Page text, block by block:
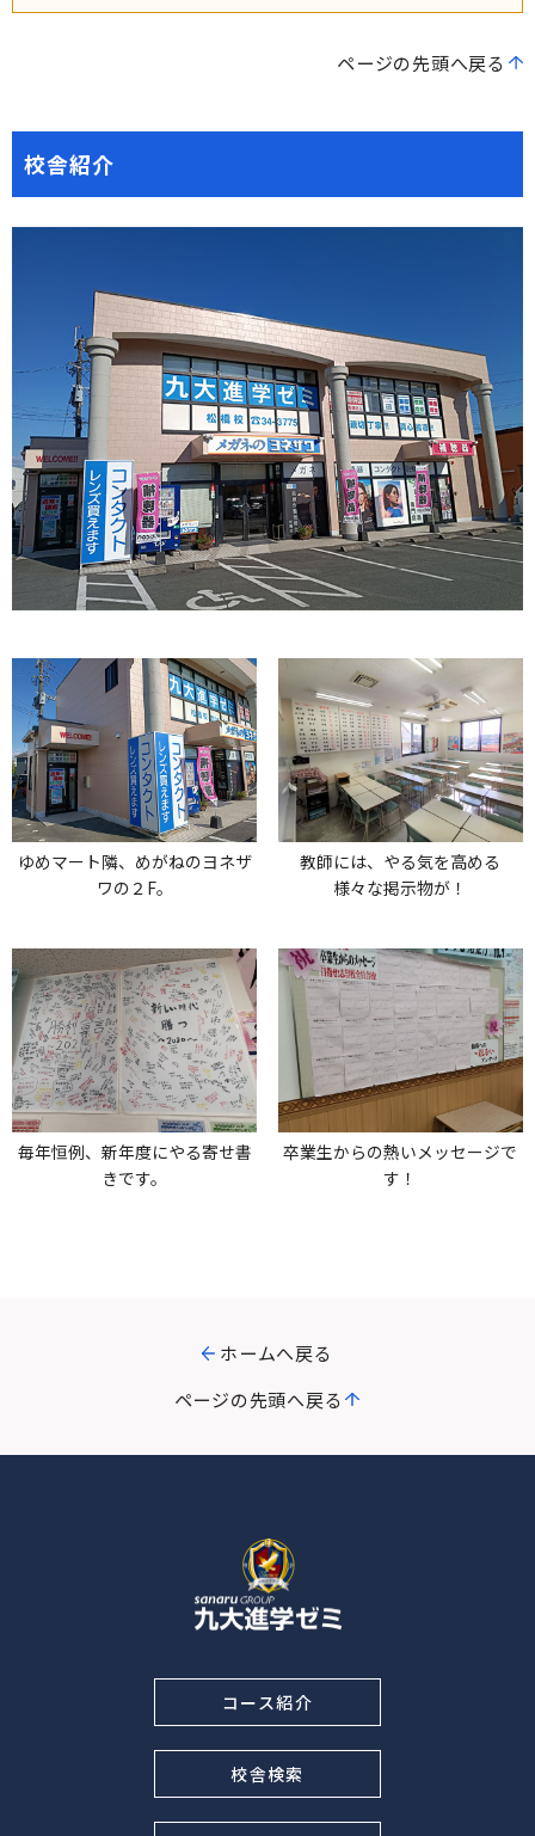
ページの先頭へ戻る
校舎紹介
ゆめマート隣、めがねのヨネザ
ワの２F。
教師には、やる気を高める
様々な掲示物が！
毎年恒例、新年度にやる寄せ書
きです。
卒業生からの熱いメッセージで
す！
ホームへ戻る
ページの先頭へ戻る
コース紹介
校舎検索